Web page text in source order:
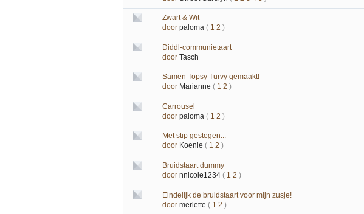
Zwart & Wit
door paloma ( 1 2 )
Diddl-communietaart
door Tasch
Samen Topsy Turvy gemaakt!
door Marianne ( 1 2 )
Carrousel
door paloma ( 1 2 )
Met stip gestegen...
door Koenie ( 1 2 )
Bruidstaart dummy
door nnicole1234 ( 1 2 )
Eindelijk de bruidstaart voor mijn zusje!
door merlette ( 1 2 )